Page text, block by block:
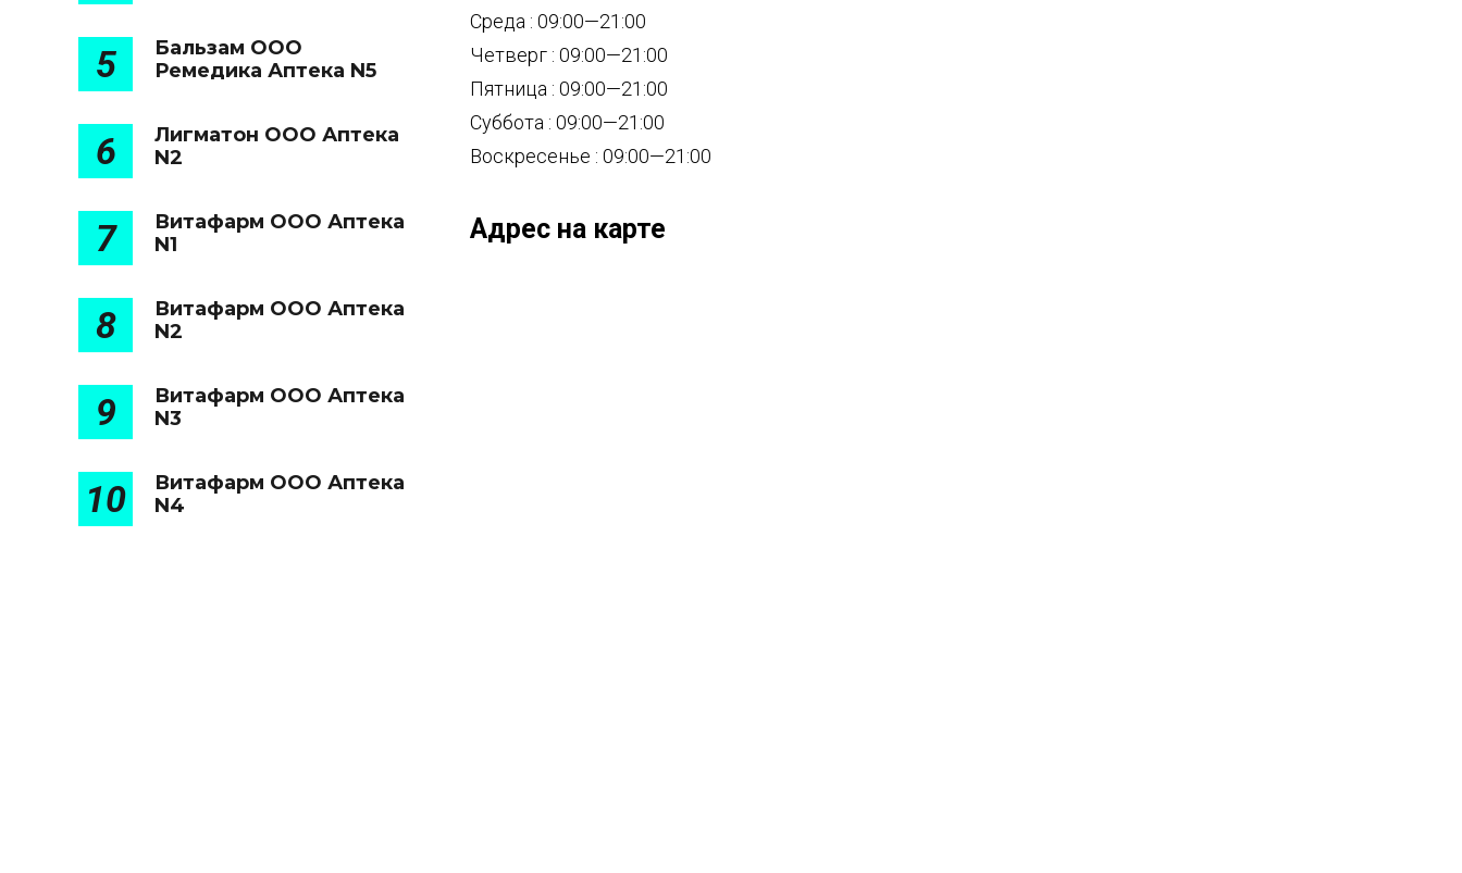
Среда : 09:00—21:00
Четверг : 09:00—21:00
Пятница : 09:00—21:00
Суббота : 09:00—21:00
Воскресенье : 09:00—21:00
Адрес на карте
5
Бальзам ООО
Ремедика Аптека N5
6
Лигматон ООО Аптека
N2
7
Витафарм ООО Аптека
N1
8
Витафарм ООО Аптека
N2
9
Витафарм ООО Аптека
N3
10
Витафарм ООО Аптека
N4